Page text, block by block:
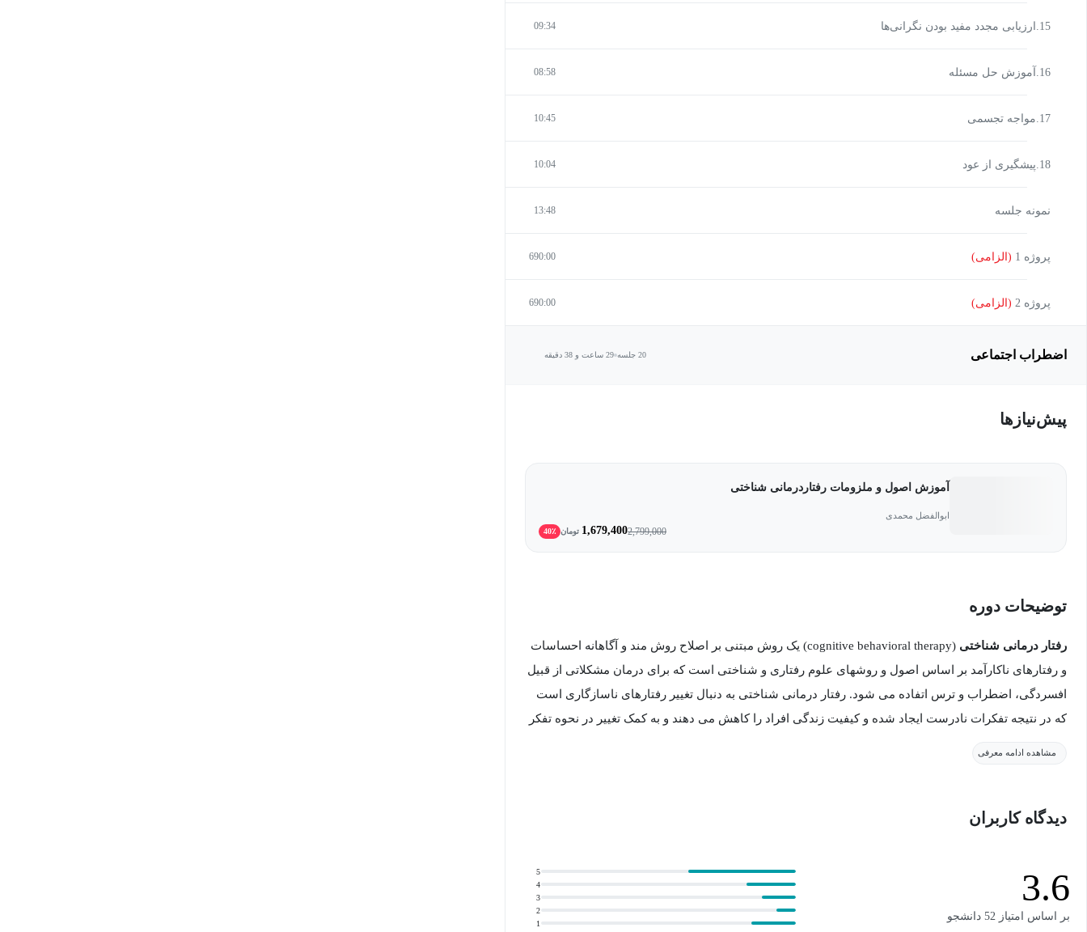
09:34
08:58
10:45
10:04
نمونه جلسه 13:48
پروژه 1 (الزامی) 690:00
پروژه 2 (الزامی) 690:00
اضطراب اجتماعی 20 جلسه 29 ساعت و 38 دقیقه
پیش‌نیاز‌ها
آموزش اصول و ملزومات رفتاردرمانی شناختی
ابوالفضل محمدی
2,799,000
1,679,400 تومان 40٪
توضیحات دوره
رفتار درمانی شناختی
(cognitive behavioral therapy) یک روش مبتنی بر اصلاح روش مند و آگاهانه احساسات
و رفتارهای ناکارآمد بر اساس اصول و روشهای علوم رفتاری و شناختی است که برای درمان مشکلاتی از قبیل
افسردگی، اضطراب و ترس اتفاده می شود. رفتار درمانی شناختی به دنبال تغییر رفتارهای ناسازگاری است
که در نتیجه تفکرات نادرست ایجاد شده و کیفیت زندگی افراد را کاهش می دهند و به کمک تغییر در نحوه تفکر
مرحله شناختی: در این مرحله درمانگر تلاش میکند اثر تفکرات منفی روی رفتار فرد را بررسی کند.
مشاهده ادامه معرفی
دیدگاه کاربران
3.6
بر اساس امتیاز 52 دانشجو
1
2
3
4
5